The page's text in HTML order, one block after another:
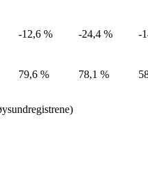
-12,6 % -24,4 % -
79,6 % 78,1 %